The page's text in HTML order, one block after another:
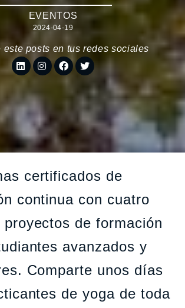
EVENTOS
2024-04-19
este posts en tus redes sociales
certificados de
continua con cuatro
proyectos de formación
avanzados y
Comparte unos días
de yoga de toda